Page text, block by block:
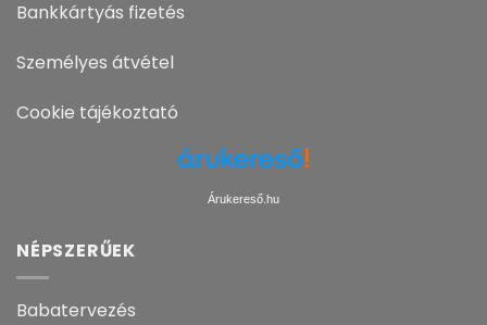
Bankkártyás fizetés
Személyes átvétel
Cookie tájékoztató
Árukereső.hu
NÉPSZERŰEK
Babatervezés